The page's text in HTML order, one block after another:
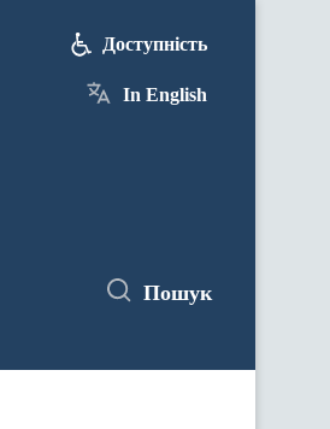
Доступність
In English
Пошук